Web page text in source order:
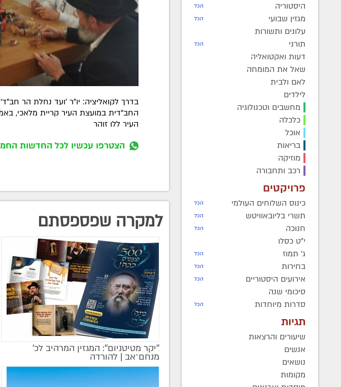
היסטוריה הכל
מגזין שבועי הכל
עלונים ותשורות
תורני
הכל
דעות ואקטואליה
שאל את המומחה
לאם ולבית
לילדים
מחשבים וטכנולוגיה
כלכלה
אוכל
בריאות
מוזיקה
רכב ותחבורה
פרויקטים
כינוס השלוחים העולמי הכל
תשרי בליובאוויטש הכל
חנוכה הכל
י"ט כסלו
ג' תמוז
הכל
בחירות הכל
אירועים היסטוריים הכל
סיכומי שנה
סדרות מיוחדות
הכל
תגיות
שיעורים והרצאות
אנשים
נושאים
מקומות
בדרך לקואליציה: יו"ר 'ועד נחלת הר
החב"דית במועצת העיר קריית מלאכי,
העיר ללו זוהר
הצטרפו עכשיו לכל החדשות
למקרה שפספסתם
מקודם
''יקר מטיטניום'': המגזין המרהיב לכ’
מנחם־אב | להורדה